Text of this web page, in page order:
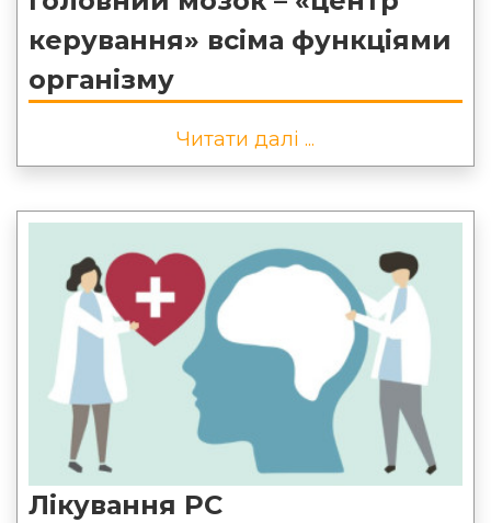
керування» всіма функціями
організму
Читати далі ...
Лікування РС